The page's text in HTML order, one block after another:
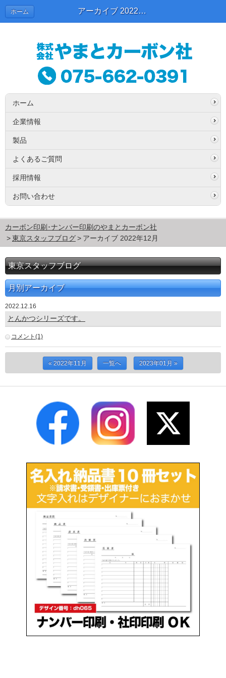
アーカイブ 2022年12月 | 東京スタッフブログ
ホーム
ホーム
企業情報
製品
よくあるご質問
採用情報
お問い合わせ
カーボン印刷･ナンバー印刷のやまとカーボン社
東京スタッフブログ
アーカイブ 2022年12月
東京スタッフブログ
月別アーカイブ
2022.12.16
とんかつシリーズです。
コメント(1)
« 2022年11月 一覧へ 2023年01月 »